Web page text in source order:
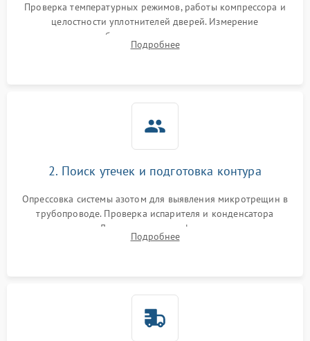
Проверка температурных режимов, работы компрессора и
целостности уплотнителей дверей. Измерение
сопротивления обмоток мотора, проверка термостата и
считывание кодов ошибок с электронного дисплея.
Подробнее
2. Поиск утечек и подготовка контура
Опрессовка системы азотом для выявления микротрещин в
трубопроводе. Проверка испарителя и конденсатора
течеискателем. Демонтаж старого фильтра-осушителя и
продувка капиллярной трубки для устранения засоров.
Подробнее